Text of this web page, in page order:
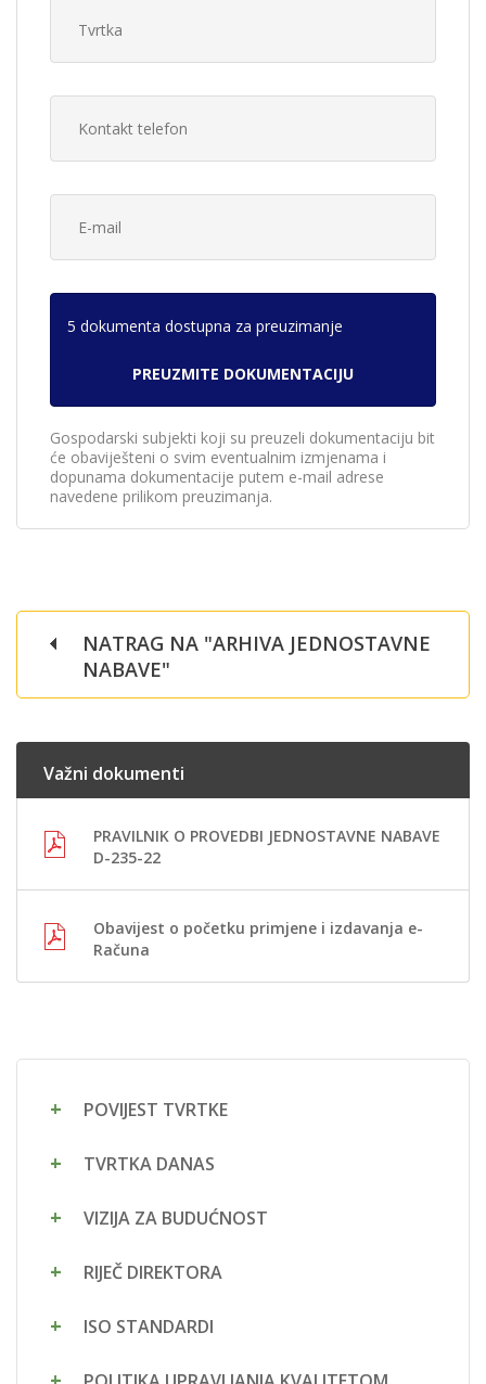
5 dokumenta dostupna za preuzimanje
Gospodarski subjekti koji su preuzeli dokumentaciju bit
će obaviješteni o svim eventualnim izmjenama i
dopunama dokumentacije putem e-mail adrese
navedene prilikom preuzimanja.
NATRAG NA "ARHIVA JEDNOSTAVNE
NABAVE"
Važni dokumenti
PRAVILNIK O PROVEDBI JEDNOSTAVNE NABAVE
D-235-22
Obavijest o početku primjene i izdavanja e-
Računa
POVIJEST TVRTKE
TVRTKA DANAS
VIZIJA ZA BUDUĆNOST
RIJEČ DIREKTORA
ISO STANDARDI